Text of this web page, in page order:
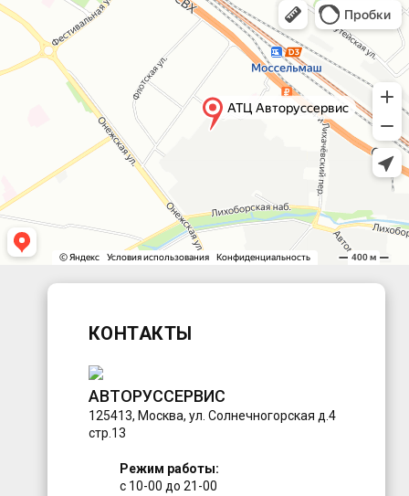
КОНТАКТЫ
АВТОРУССЕРВИС
125413, Москва, ул. Солнечногорская д.4
стр.13
Режим работы:
с 10-00 до 21-00